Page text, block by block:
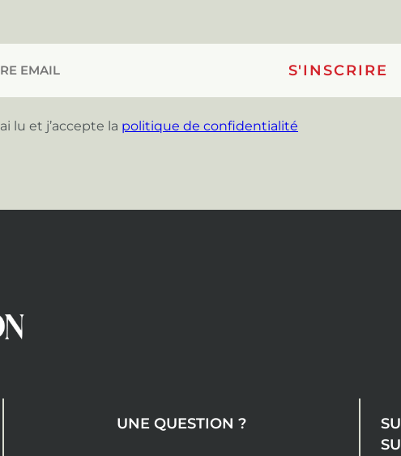
lu et j’accepte la politique de confidentialité
UNE QUESTION ?